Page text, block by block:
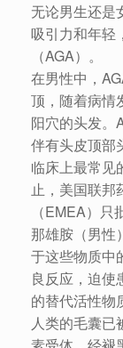
无论男生还是
吸引力和年轻
（AGA）。
在男性中，
顶，随着病情
阳穴的头发。
伴有头皮顶部
临床上最常见
止，美国联邦
（EMEA）
那雄胺（男性
于这些物质中
良反应，迫使
的替代活性物
人类的毛囊已